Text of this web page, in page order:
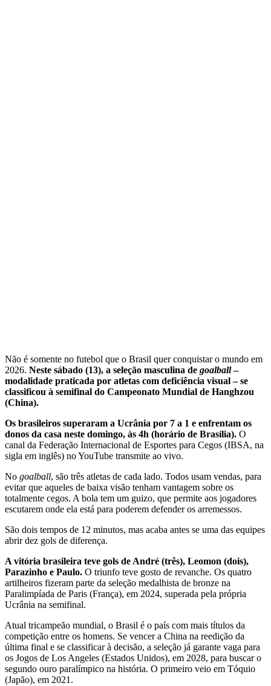
Não é somente no futebol que o Brasil quer conquistar o mundo em
2026. Neste sábado (13), a seleção masculina de goalball–
modalidade praticada por atletas com deficiência visual – se
classificou à semifinal do Campeonato Mundial de Hanghzou
(China).
Os brasileiros superaram a Ucrânia por 7 a 1 e enfrentam os
donos da casa neste domingo, às 4h (horário de Brasília). O
canal da Federação Internacional de Esportes para Cegos (IBSA, na
sigla em inglês) no YouTube transmite ao vivo.
No goalball, são três atletas de cada lado. Todos usam vendas, para
evitar que aqueles de baixa visão tenham vantagem sobre os
totalmente cegos. A bola tem um guizo, que permite aos jogadores
escutarem onde ela está para poderem defender os arremessos.
São dois tempos de 12 minutos, mas acaba antes se uma das equipes
abrir dez gols de diferença.
A vitória brasileira teve gols de André (três), Leomon (dois),
Parazinho e Paulo. O triunfo teve gosto de revanche. Os quatro
artilheiros fizeram parte da seleção medalhista de bronze na
Paralimpíada de Paris (França), em 2024, superada pela própria
Ucrânia na semifinal.
Atual tricampeão mundial, o Brasil é o país com mais títulos da
competição entre os homens. Se vencer a China na reedição da
última final e se classificar à decisão, a seleção já garante vaga para
os Jogos de Los Angeles (Estados Unidos), em 2028, para buscar o
segundo ouro paralímpico na história. O primeiro veio em Tóquio
(Japão), em 2021.